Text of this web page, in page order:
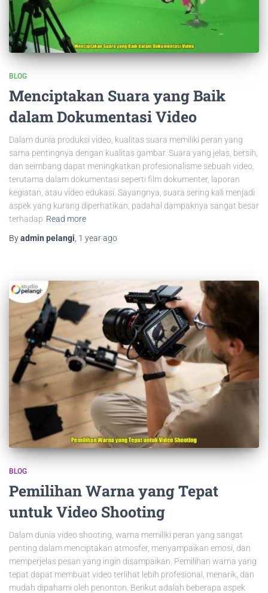
BLOG
Menciptakan Suara yang Baik
dalam Dokumentasi Video
Dalam dunia produksi video, kualitas suara memiliki peran yang
sama pentingnya dengan kualitas gambar. Suara yang jelas, bersih,
dan seimbang dapat meningkatkan profesionalisme sebuah video,
terutama dalam dokumentasi seperti film dokumenter, laporan
kegiatan, atau video edukasi. Sayangnya, suara sering kali menjadi
aspek yang kurang diperhatikan, padahal dampaknya sangat besar
terhadap Read more
Byadmin pelangi, 1 yearago
BLOG
Pemilihan Warna yang Tepat
untuk Video Shooting
Dalam dunia video shooting, warna memiliki peran yang sangat
penting dalam menciptakan atmosfer, menyampaikan emosi, dan
memperjelas pesan yang ingin disampaikan. Pemilihan warna yang
tepat dapat membuat video terlihat lebih profesional, menarik, dan
mudah dipahami oleh penonton. Berikut adalah beberapa aspek